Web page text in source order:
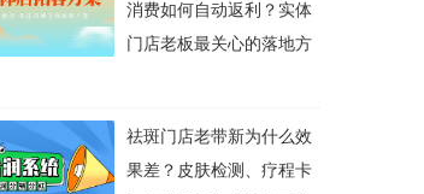
消费如何自动返利？实体
门店老板最关心的落地方
祛斑门店老带新为什么效
果差？皮肤检测、疗程卡